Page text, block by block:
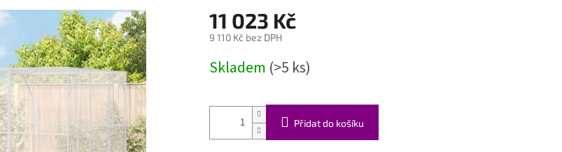
11 023 Kč
9 110 Kč bez DPH
cena:
Skladem (>5 ks)
Přidat do košíku